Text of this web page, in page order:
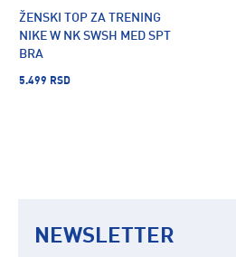
ŽENSKI TOP ZA TRENING
NIKE W NK SWSH MED SPT
BRA
5.499 RSD
NEWSLETTER